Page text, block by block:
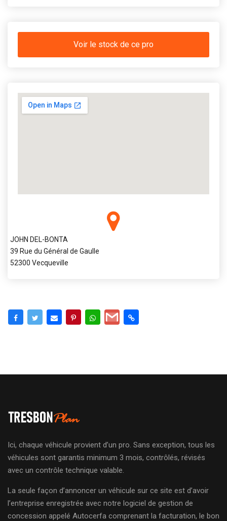
Voir le stock de ce pro
JOHN DEL-BONTA
39 Rue du Général de Gaulle
52300 Vecqueville
Ici, chaque véhicule provient d’un pro. Sans exception, tous les
véhicules sont garantis minimum 3 mois, contrôlés, révisés
avec un contrôle technique valable.
La seule façon d’annoncer un véhicule sur ce site est d’avoir
l’entreprise enregistrée avec notre logiciel de gestion de
concession appelé Autocerfa comprenant la facturation, le bon